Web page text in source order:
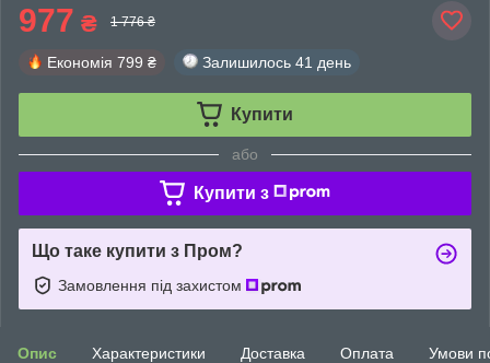
977 ₴ 1 776 ₴
Економія 799 ₴ Залишилось 41 день
Купити
або
Купити з
Що таке купити з Пром?
Замовлення під захистом
Опис Характеристики Доставка Оплата Умови